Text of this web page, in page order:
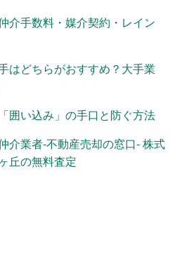
介手数料・媒介契約・レイン
はどちらがおすすめ？大手業
囲い込み」の手口と防ぐ方法
介業者-不動産売却の窓口- 株式
丘の無料査定